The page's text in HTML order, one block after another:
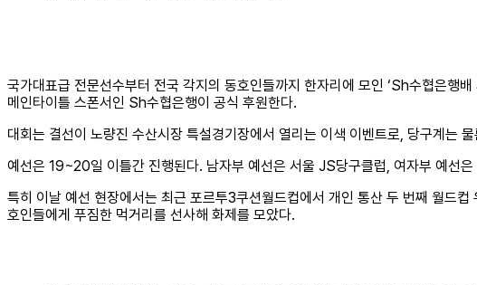
국가대표급 전문선수부터 전국 각지의 동호인들까지 한자리에 모인 ‘Sh수협은행
메인타이틀 스폰서인 Sh수협은행이 공식 후원한다.
대회는 결선이 노량진 수산시장 특설경기장에서 열리는 이색 이벤트로, 당구계는
예선은 19~20일 이틀간 진행된다. 남자부 예선은 서울 JS당구클럽, 여자부 예선
특히 이날 예선 현장에서는 최근 포르투3쿠션월드컵에서 개인 통산 두 번째 월드
호인들에게 푸짐한 먹거리를 선사해 화제를 모았다.